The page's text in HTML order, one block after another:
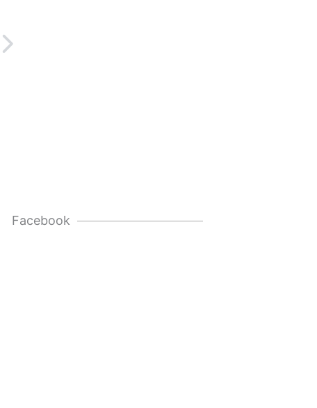
Next
Facebook